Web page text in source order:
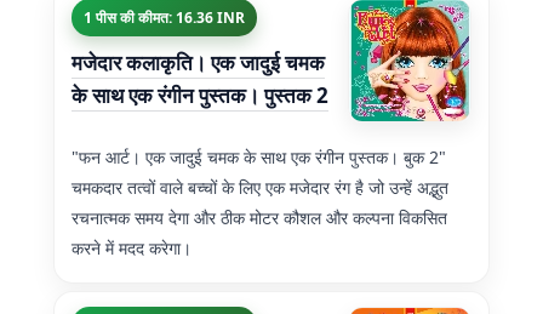
1 पीस की कीमत: 16.36 INR
मजेदार कलाकृति। एक जादुई चमक
के साथ एक रंगीन पुस्तक। पुस्तक 2
"फन आर्ट। एक जादुई चमक के साथ एक रंगीन पुस्तक। बुक 2"
चमकदार तत्वों वाले बच्चों के लिए एक मजेदार रंग है जो उन्हें अद्भुत
रचनात्मक समय देगा और ठीक मोटर कौशल और कल्पना विकसित
करने में मदद करेगा।